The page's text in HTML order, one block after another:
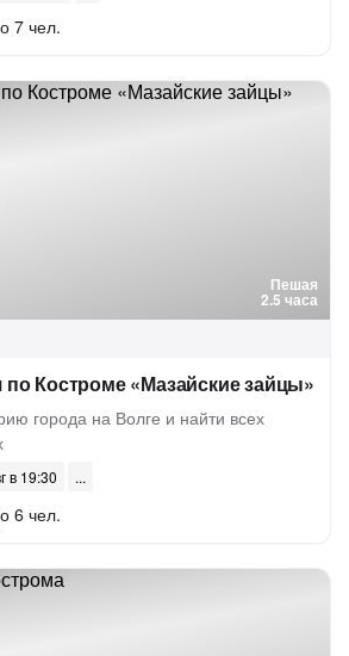
7 чел.
Пешая
2.5 часа
по Костроме «Мазайские зайцы»
города на Волге и найти всех
в 19:30
6 чел.